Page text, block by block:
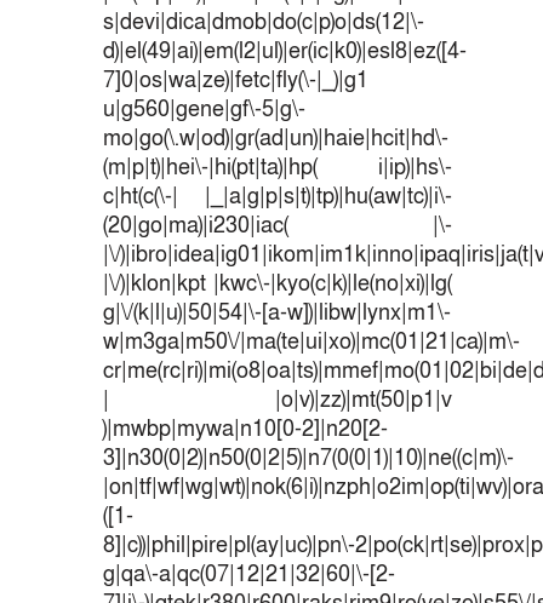
s|devi|dica|dmob|do(c|p)o|ds(12|\-
d)|el(49|ai)|em(l2|ul)|er(ic|k0)|esl8|ez([4-
7]0|os|wa|ze)|fetc|fly(\-|_)|g1
u|g560|gene|gf\-5|g\-
mo|go(\.w|od)|gr(ad|un)|haie|hcit|hd\-
(m|p|t)|hei\-|hi(pt|ta)|hp( i|ip)|hs\-
c|ht(c(\-| |_|a|g|p|s|t)|tp)|hu(aw|tc)|i\-
(20|go|ma)|i230|iac( |\-
|\/
|\/)|klon|kpt |kwc\-|kyo(c|k)|le(no|xi)|lg(
g|\/(k|l|u)|50|54|\-[a-w])|libw|lynx|m1\-
w|m3ga|m50\/|ma(te|ui|xo)|mc(01|21|ca)|m\-
| |o|v)|zz)|mt(50|p1|v
)|mwbp|mywa|n10[0-2]|n20[2-
3]|n30(0|2)|n50(0|2|5)|n7(0(0|1)|10)|ne((c|m)\-
([1-
8]|c))|phil|pire|pl(ay|uc)|pn\-
g|qa\-a|qc(07|12|21|32|60|\-[2-